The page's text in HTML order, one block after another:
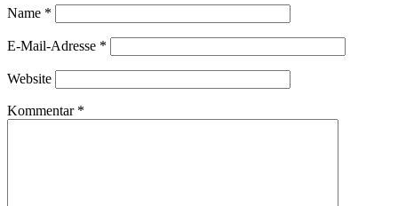
Name *
E-Mail-Adresse *
Website
Kommentar *